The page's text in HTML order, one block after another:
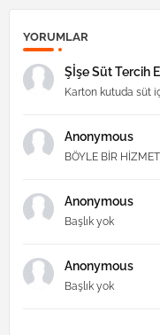
YORUMLAR
Şİşe Süt Tercih
Karton kutuda süt
Anonymous
BÖYLE BİR
Anonymous
Başlık yok
Anonymous
Başlık yok